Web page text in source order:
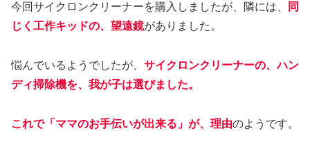
今回サイクロンクリーナーを購入しましたが、隣には、
同
じく工作キッドの、望遠鏡がありました。
悩んでいるようでしたが、 サイクロンクリーナーの、ハン
ディ掃除機を、我が子は選びました。
これで「ママのお手伝いが出来る」が、理由のようです。